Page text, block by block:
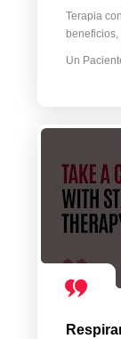
Terapia
Un